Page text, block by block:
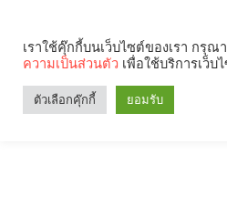
เราใช้คุ๊กกี้บนเว็บไซต์ของเรา กรุ
ความเป็นส่วนตัว เพื่อใช้บริการเว็บ
ตัวเลือกคุ๊กกี้ ยอมรับ